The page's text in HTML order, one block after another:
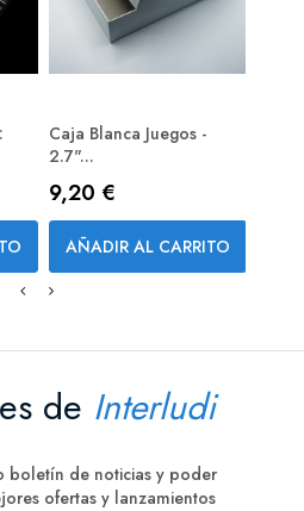
Caja Blanca Juegos -
2.7"...
Precio
9,20 €
AÑADIR AL CARRITO
de Interludi
boletín de noticias y poder
ofertas y lanzamientos